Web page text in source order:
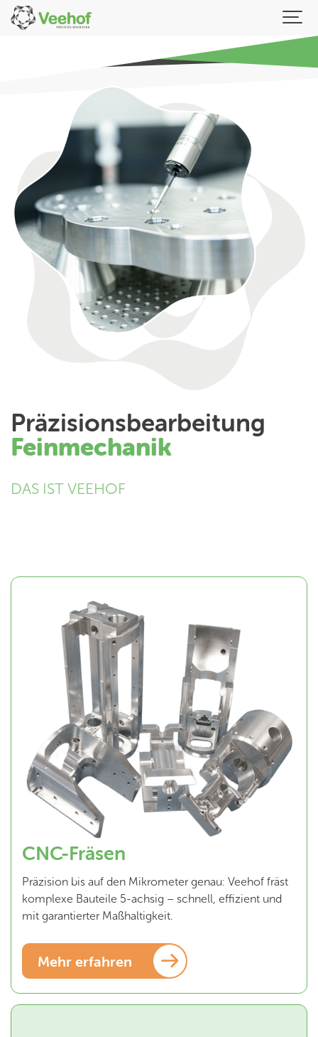
Präzisionsbearbeitung
Feinmechanik
DAS IST VEEHOF
CNC-Fräsen
Präzision bis auf den Mikrometer genau: Veehof fräst
komplexe Bauteile 5-achsig – schnell, effizient und
mit garantierter Maßhaltigkeit.
Mehr erfahren